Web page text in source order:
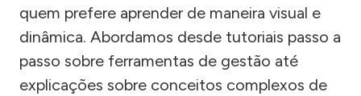
quem prefere aprender de maneira visual e
dinâmica. Abordamos desde tutoriais passo a
passo sobre ferramentas de gestão até
explicações sobre conceitos complexos de